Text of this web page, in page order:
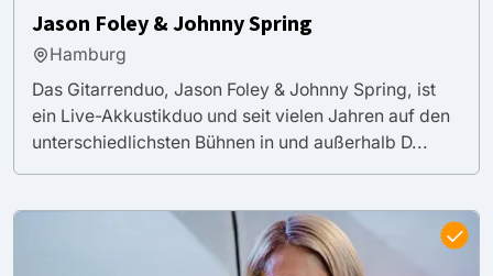
Jason Foley & Johnny Spring
Hamburg
Das Gitarrenduo, Jason Foley & Johnny Spring, ist
ein Live-Akkustikduo und seit vielen Jahren auf den
unterschiedlichsten Bühnen in und außerhalb D...